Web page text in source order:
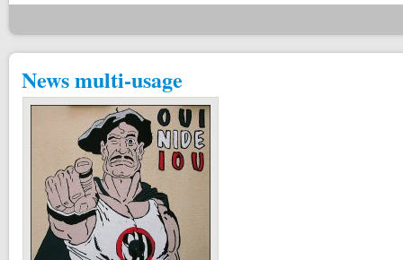
News multi-usage